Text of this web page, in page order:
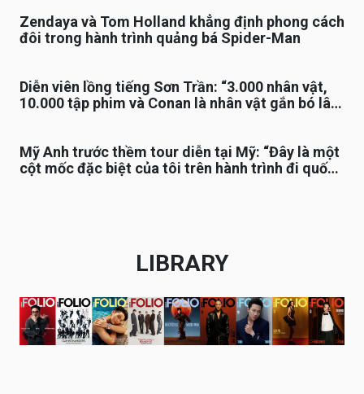
Zendaya và Tom Holland khẳng định phong cách
đôi trong hành trình quảng bá Spider-Man
Diễn viên lồng tiếng Sơn Trần: “3.000 nhân vật,
10.000 tập phim và Conan là nhân vật gắn bó lâu
Mỹ Anh trước thềm tour diễn tại Mỹ: “Đây là một
cột mốc đặc biệt của tôi trên hành trình đi quốc
LIBRARY